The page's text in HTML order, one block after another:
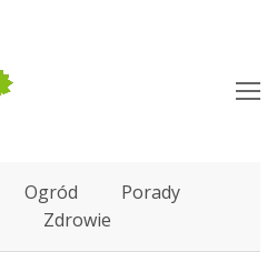
Ogród
Porady
Zdrowie